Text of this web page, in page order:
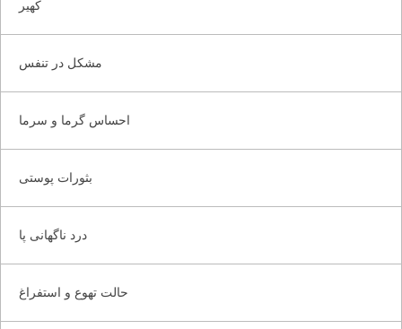
کهیر
مشکل در تنفس
احساس گرما و سرما
بثورات پوستی
درد ناگهانی پا
حالت تهوع و استفراغ